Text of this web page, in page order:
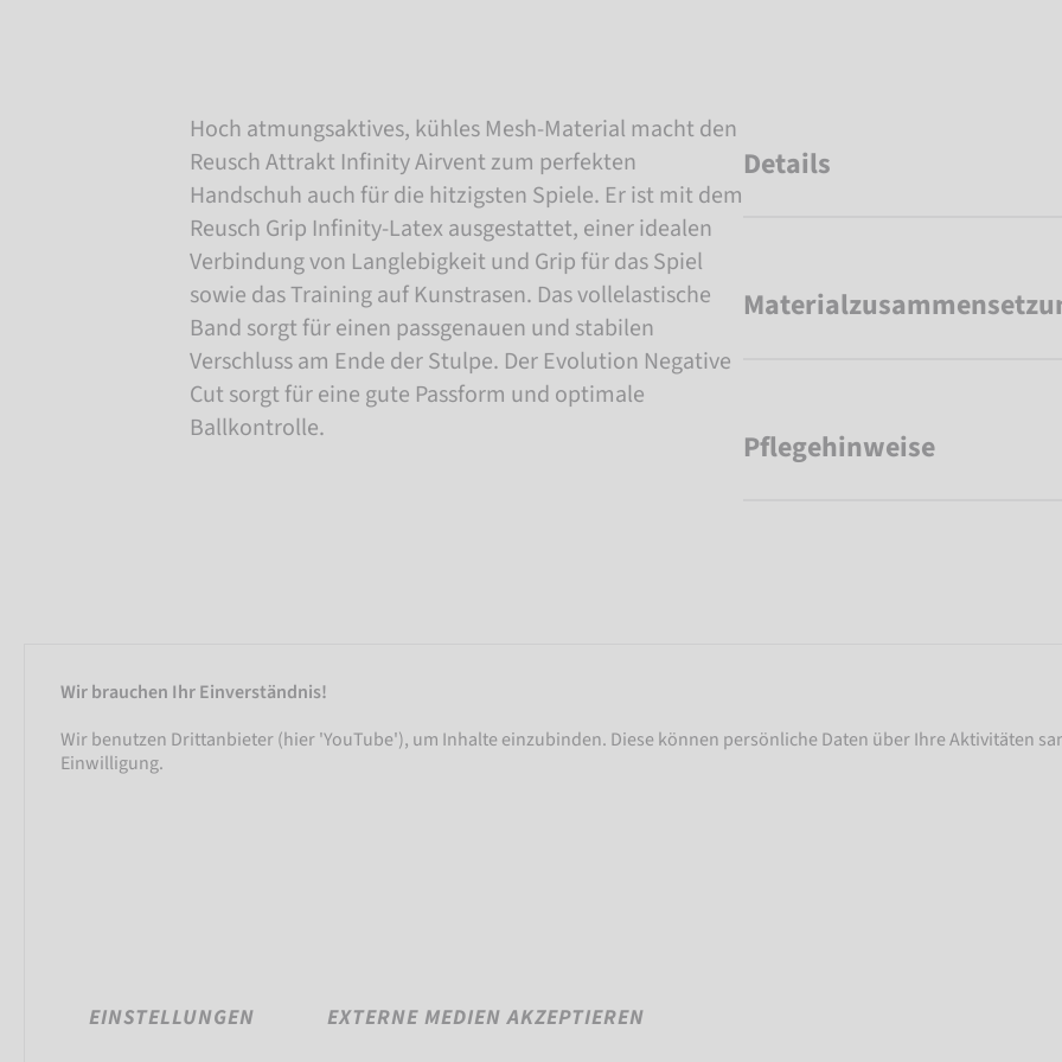
Hoch atmungsaktives, kühles Mesh-Material macht den
Reusch Attrakt Infinity Airvent zum perfekten
Handschuh auch für die hitzigsten Spiele. Er ist mit dem
Reusch Grip Infinity-Latex ausgestattet, einer idealen
Verbindung von Langlebigkeit und Grip für das Spiel
sowie das Training auf Kunstrasen. Das vollelastische
Band sorgt für einen passgenauen und stabilen
Verschluss am Ende der Stulpe. Der Evolution Negative
Cut sorgt für eine gute Passform und optimale
Ballkontrolle.
Details
Pflegehinweise
Wir brauchen Ihr Einverständnis!
Wir benutzen Drittanbieter (hier 'YouTube'), um Inhalte einzubinden. Diese können persönliche Daten über Ihre Aktivitäten
Einwilligung.
EINSTELLUNGEN EXTERNE MEDIEN AKZEPTIEREN